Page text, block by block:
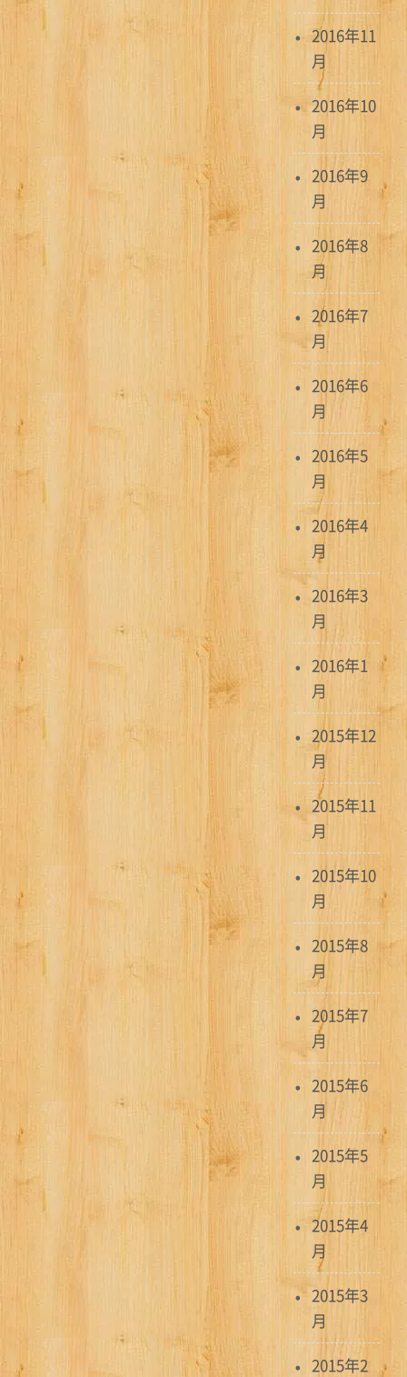
2016年11
月
2016年10
月
2016年9
月
2016年8
月
2016年7
月
2016年6
月
2016年5
月
2016年4
月
2016年3
月
2016年1
月
2015年12
月
2015年11
月
2015年10
月
2015年8
月
2015年7
月
2015年6
月
2015年5
月
2015年4
月
2015年3
月
2015年2